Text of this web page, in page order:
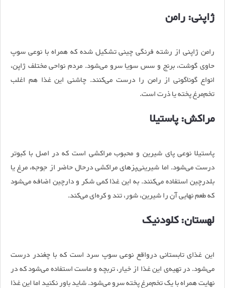
ژاپنی: رامن
رامن ژاپنی از رشته فرنگی چینی تشکیل شده که همراه با نوعی سوپ
حاوی گوشت، برنج و سس سویا سرو می‌شود. مردم نواحی مختلف ژاپن،
انواع گوناگونی از رامن را درست می‌کنند. چاشنی این غذا هم اغلب
تخم‌مرغ پخته یا ذرت است.
مراکش: پاستیلا
پاستیلا نوعی پای شیرین و محبوب مراکشی است که در اصل با کبوتر
درست می‌شود. اما شیرینی‌پزهای مراکشی درحال حاضر از جوجه، مرغ یا
بلدرچین استفاده می‌کنند. به این غذا کمی شکر و دارچین اضافه می‌شود
که طعم نهایی آن را شیرین، شور، تند و کره‌ای می‌کند.
لهستان: کلودنیک
این غذای تابستانی درواقع نوعی سوپ سرد است که با چغندر درست
می‌شود. در تهیه‌ی این غذا از خیار، تربچه و ماست استفاده می‌شود که در
نهایت همراه با یک تخم‌مرغ پخته سرو می‌شود. شاید باور نکنید اما این غذا